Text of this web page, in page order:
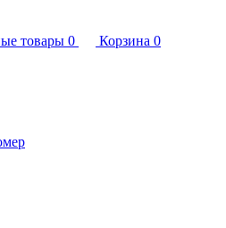
товары 0 Корзина 0